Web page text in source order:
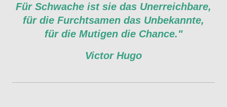
Für Schwache ist sie das Unerreichbare,
für die Furchtsamen das Unbekannte,
für die Mutigen die Chance."
Victor Hugo